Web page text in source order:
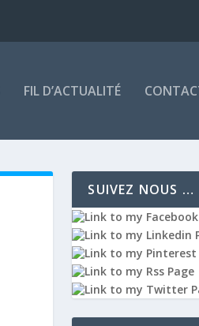
FIL D’ACTUALITÉ
SUIVEZ NOUS …